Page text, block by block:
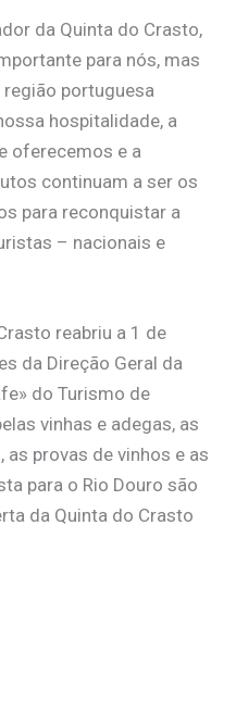
da Quinta do Crasto,
para nós, mas
portuguesa
hospitalidade, a
oferecemos e a
continuam a ser os
para reconquistar a
– nacionais e
reabriu a 1 de
da Direção Geral da
do Turismo de
vinhas e adegas, as
provas de vinhos e as
para o Rio Douro são
da Quinta do Crasto